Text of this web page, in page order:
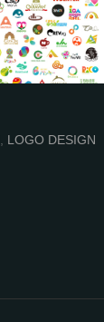
LOGO DESIGN